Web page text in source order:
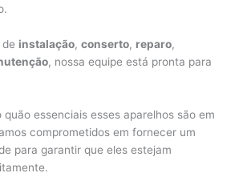
instalação,conserto, reparo,
, nossa equipe está pronta para
quão essenciais esses aparelhos são em
comprometidos em fornecer um
para garantir que eles estejam